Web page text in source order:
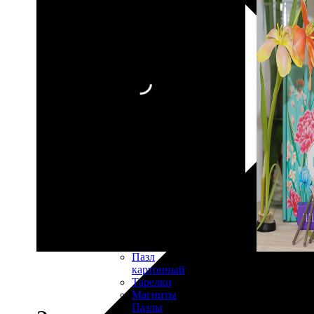
Пенокартон
Пазл
картонный
Тарелки
Магниты
Пазлы